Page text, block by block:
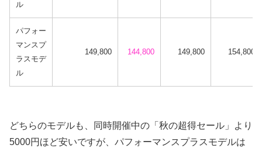
ル
パフォー
マンスプ
ラスモデ
ル
149,800 144,800 149,800 154,800
どちらのモデルも、同時開催中の「秋の超得セール」より
5000円ほど安いですが、パフォーマンスプラスモデルは